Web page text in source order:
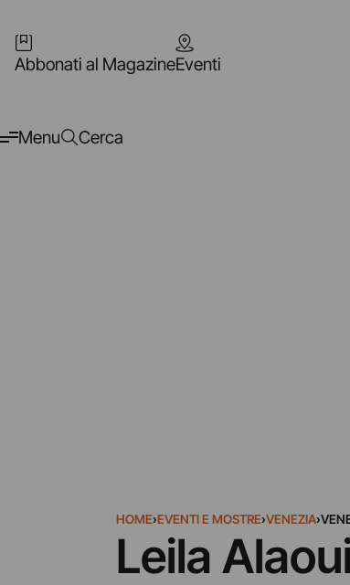
Abbonati al MagazineEventi
Menu Cerca
HOME›EVENTI E MOSTRE›VENEZIA›
Leila